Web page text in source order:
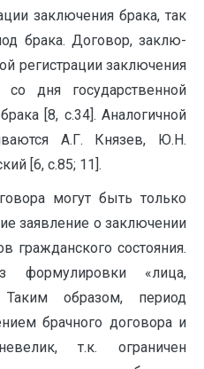
заключения брака, так
брака. Договор, заклю­
регистрации заключения
дня государственной
[8, с.34]. Аналогичной
А.Г. Князев, Ю.Н.
[6, с.85; 11].
могут быть только
заявление о заключении
гражданского со­стояния.
формулировки «лица,
образом, период
брачного договора и
т.к. ограничен